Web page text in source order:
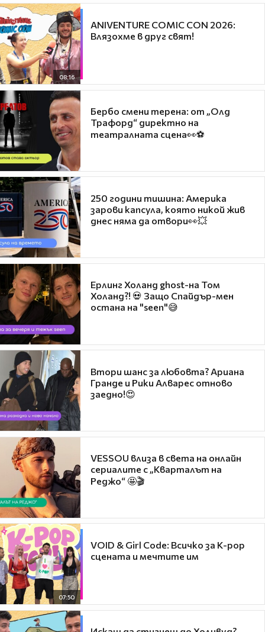
08:16
ANIVENTURE COMIC CON 2026:
Влязохме в друг свят!
Бербо смени терена: от „Олд
Трафорд“ директно на
театралната сцена👀⚽
250 години тишина: Америка
зарови капсула, която никой жив
днес няма да отвори👀💥
Ерлинг Холанд ghost-на Том
Холанд?! 💀 Защо Спайдър-мен
остана на "seen"😅
Втори шанс за любовта? Ариана
Гранде и Рики Алварес отново
заедно!😍
VESSOU влиза в света на онлайн
сериалите с „Кварталът на
Реджо“ 🤩🎬
07:50
VOID & Girl Code: Всичко за K-pop
сцената и мечтите им